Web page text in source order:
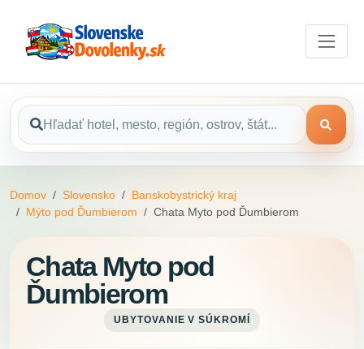
Domov Slovensko
Banskobystrický kraj
Mýto pod Ďumbierom
Chata Myto pod Ďumbierom
Chata Myto pod
Ďumbierom
UBYTOVANIE V SÚKROMÍ